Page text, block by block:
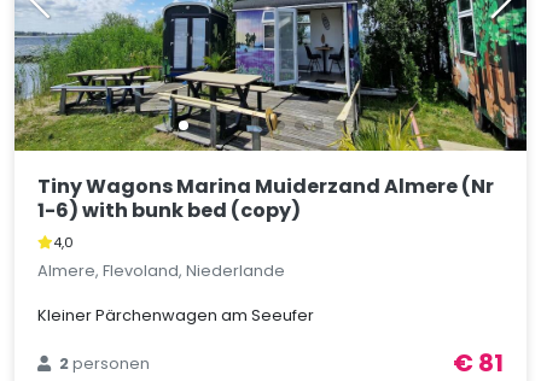
Tiny Wagons Marina Muiderzand Almere (Nr
1-6) with bunk bed (copy)
4,0
Almere, Flevoland, Niederlande
Kleiner Pärchenwagen am Seeufer
2personen
€ 81